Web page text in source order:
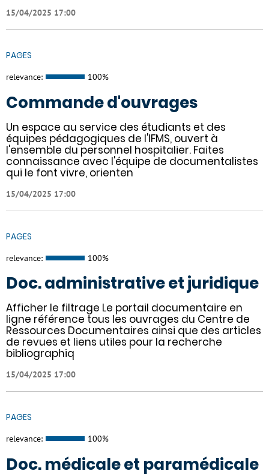
15/04/2025 17:00
PAGES
relevance: 100%
Commande d'ouvrages
Un espace au service des étudiants et des
équipes pédagogiques de l'IFMS, ouvert à
l'ensemble du personnel hospitalier. Faites
connaissance avec l'équipe de documentalistes
qui le font vivre, orienten
15/04/2025 17:00
PAGES
relevance: 100%
Doc. administrative et juridique
Afficher le filtrage Le portail documentaire en
ligne référence tous les ouvrages du Centre de
Ressources Documentaires ainsi que des articles
de revues et liens utiles pour la recherche
bibliographiq
15/04/2025 17:00
PAGES
relevance: 100%
Doc. médicale et paramédicale